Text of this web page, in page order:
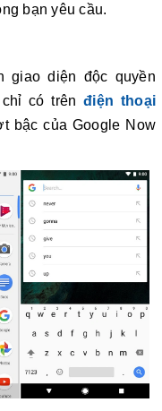
bạn yêu cầu.
giao diện độc quyền
chỉ có trênđiện thoại
bậc của Google Now